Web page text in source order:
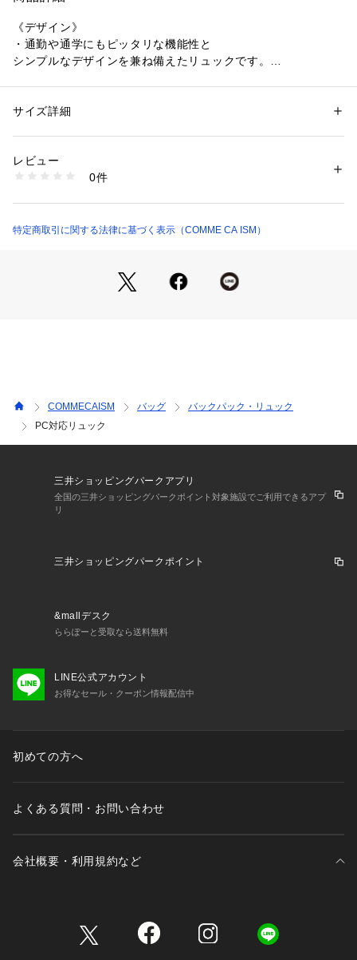
《デザイン》
・通勤や通学にもピッタリな機能性と
シンプルなデザインを兼ね備えたリュックです。
マッチした高級感のある仕上がりです。
タブレット対応のクッションポケットが付いています。
・右サイドポケットの内側にはDカンが付いており、
・シンプルなデザインなのでユニセックスで使えます。
程よい光沢のある素材
《取り扱い》
この商品は、染料の特性上、摩擦、水濡れにより色落ちする事
特に淡色系の衣類等との組み合わせはお避け下さい。
濡れた場合は乾いた布でふきとり、陰干しして下さい。
汚れ落としの為のベンジン類は使用しないで下さい。
合成皮革部分は、汗、水、高温多湿に弱く、汗との摩擦により
なります。ご注意下さい。
製品の装飾部分は、丁寧に取り扱って下さい。
性別：レディース
素材：本体ポリエステル裏地ポリエステル付属合成皮革
商品番号：
95-20BO04-206 （ショップ）
サイズ詳細
レビュー
0件
特定商取引に関する法律に基づく表示（COMME CA ISM）
COMMECAISM バッグ
バックパック・リュック
PC対応リュック
三井ショッピングパークアプリ
全国の三井ショッピングパークポイント対象施設でご利用できるアプ
リ
三井ショッピングパークポイント
&mallデスク
ららぽーと受取なら送料無料
LINE公式アカウント
お得なセール・クーポン情報配信中
初めての方へ
よくある質問・お問い合わせ
会社概要・利用規約など